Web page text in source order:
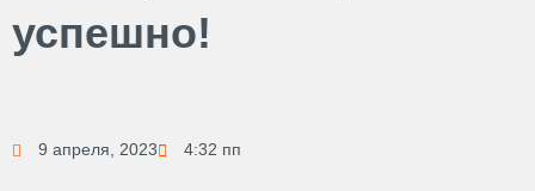
успешно!
9 апреля, 2023 4:32 пп